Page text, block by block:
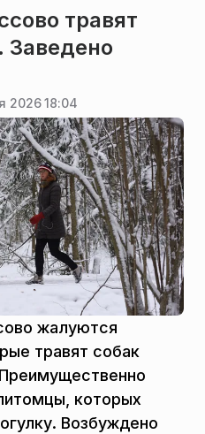
травят
Заведено
2026 18:04
жалуются
травят собак
которых
Возбуждено